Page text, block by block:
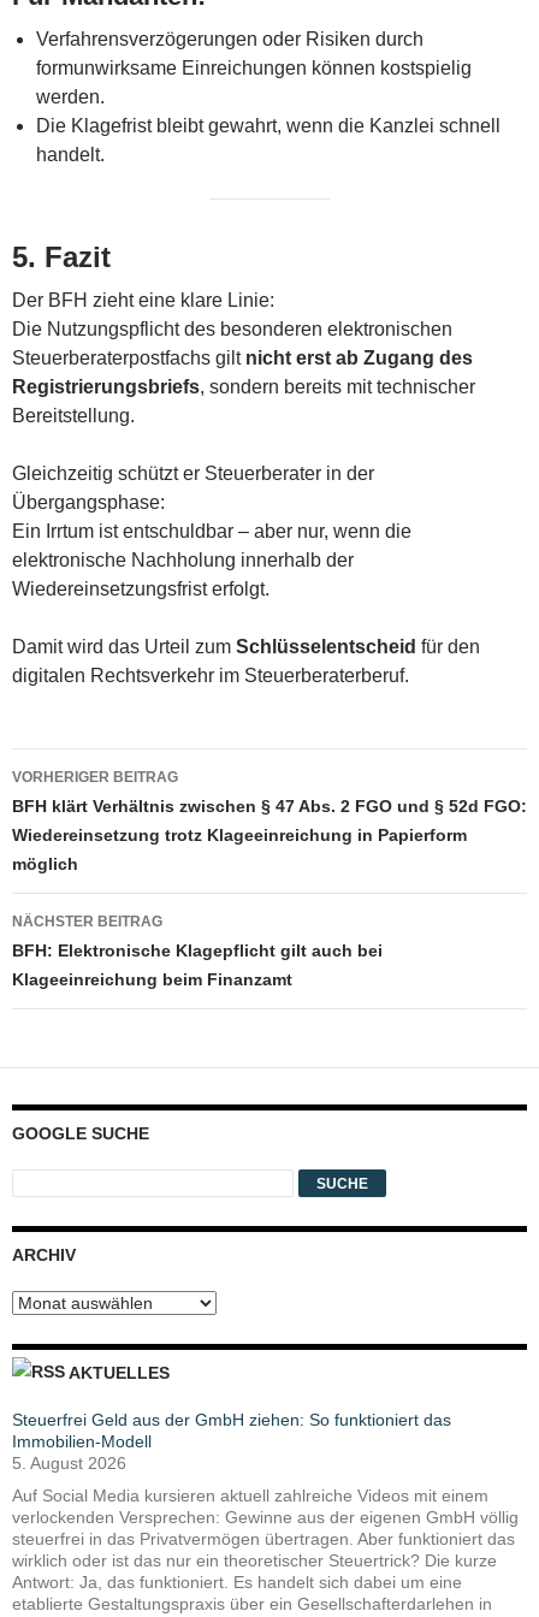
Verfahrensverzögerungen oder Risiken durch
formunwirksame Einreichungen können kostspielig
werden.
Die Klagefrist bleibt gewahrt, wenn die Kanzlei schnell
handelt.
5. Fazit
Der BFH zieht eine klare Linie:
Die Nutzungspflicht des besonderen elektronischen
Steuerberaterpostfachs gilt nicht erst ab Zugang des
Registrierungsbriefs, sondern bereits mit technischer
Bereitstellung.
Gleichzeitig schützt er Steuerberater in der
Übergangsphase:
Ein Irrtum ist entschuldbar – aber nur, wenn die
elektronische Nachholung innerhalb der
Wiedereinsetzungsfrist erfolgt.
Damit wird das Urteil zum Schlüsselentscheid für den
digitalen Rechtsverkehr im Steuerberaterberuf.
Beitragsnavigation
VORHERIGER BEITRAG
BFH klärt Verhältnis zwischen § 47 Abs. 2 FGO und § 52d FGO:
Wiedereinsetzung trotz Klageeinreichung in Papierform
möglich
NÄCHSTER BEITRAG
BFH: Elektronische Klagepflicht gilt auch bei
Klageeinreichung beim Finanzamt
GOOGLE SUCHE
ARCHIV
Archiv
AKTUELLES
Steuerfrei Geld aus der GmbH ziehen: So funktioniert das
Immobilien-Modell
5. August 2026
Auf Social Media kursieren aktuell zahlreiche Videos mit einem
verlockenden Versprechen: Gewinne aus der eigenen GmbH völlig
steuerfrei in das Privatvermögen übertragen. Aber funktioniert das
wirklich oder ist das nur ein theoretischer Steuertrick? Die kurze
Antwort: Ja, das funktioniert. Es handelt sich dabei um eine
etablierte Gestaltungspraxis über ein Gesellschafterdarlehen in